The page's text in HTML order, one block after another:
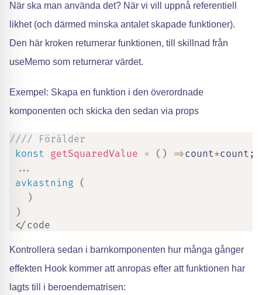
När ska man använda det? När vi vill uppnå referentiell
likhet (och därmed minska antalet skapade funktioner).
Den här kroken returnerar funktionen, till skillnad från
useMemo som returnerar värdet.
Exempel: Skapa en funktion i den överordnade
komponenten och skicka den sedan via props
//// Förälder
konst getSquaredValue = ( ) =>count*count ;
...
avkastning
(
)
)
</code
Kontrollera sedan i barnkomponenten hur många gånger
effekten Hook kommer att anropas efter att funktionen har
lagts till i beroendematrisen: